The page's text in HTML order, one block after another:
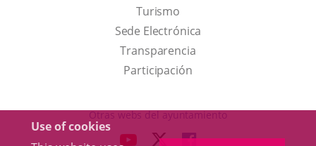
Use of cookies
TurismoThis
link
will
open
a
Sede Electrónica
Transparencia
Participación
Otras webs del ayuntamiento
LINK LINKLINK